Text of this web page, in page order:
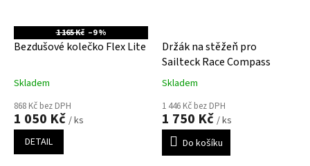
1 165 Kč –9 %
Bezdušové kolečko Flex Lite
Skladem
868 Kč bez DPH
1 050 Kč / ks
DETAIL
Držák na stěžeň pro
Sailteck Race Compass
Skladem
1 446 Kč bez DPH
1 750 Kč / ks
Do košíku